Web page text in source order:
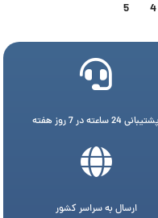
4
5
پشتیبانی 24 ساعته در 7 روز هفته
ارسال به سراسر کشور